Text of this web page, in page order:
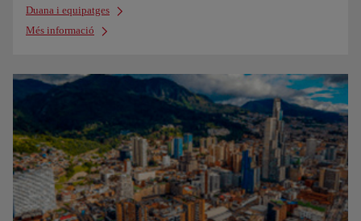
Duana i equipatges
Més informació